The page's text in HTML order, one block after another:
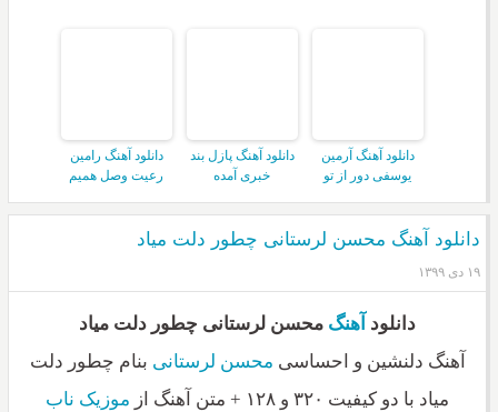
دانلود آهنگ آرمین
یوسفی دور از تو
دانلود آهنگ پازل بند
خبری آمده
دانلود آهنگ رامین
رعیت وصل همیم
دانلود آهنگ محسن لرستانی چطور دلت میاد
۱۹ دی ۱۳۹۹
دانلود آهنگ محسن لرستانی چطور دلت میاد
آهنگ دلنشین و احساسی محسن لرستانی بنام چطور دلت
میاد با دو کیفیت ۳۲۰ و ۱۲۸ + متن آهنگ از
موزیک ناب